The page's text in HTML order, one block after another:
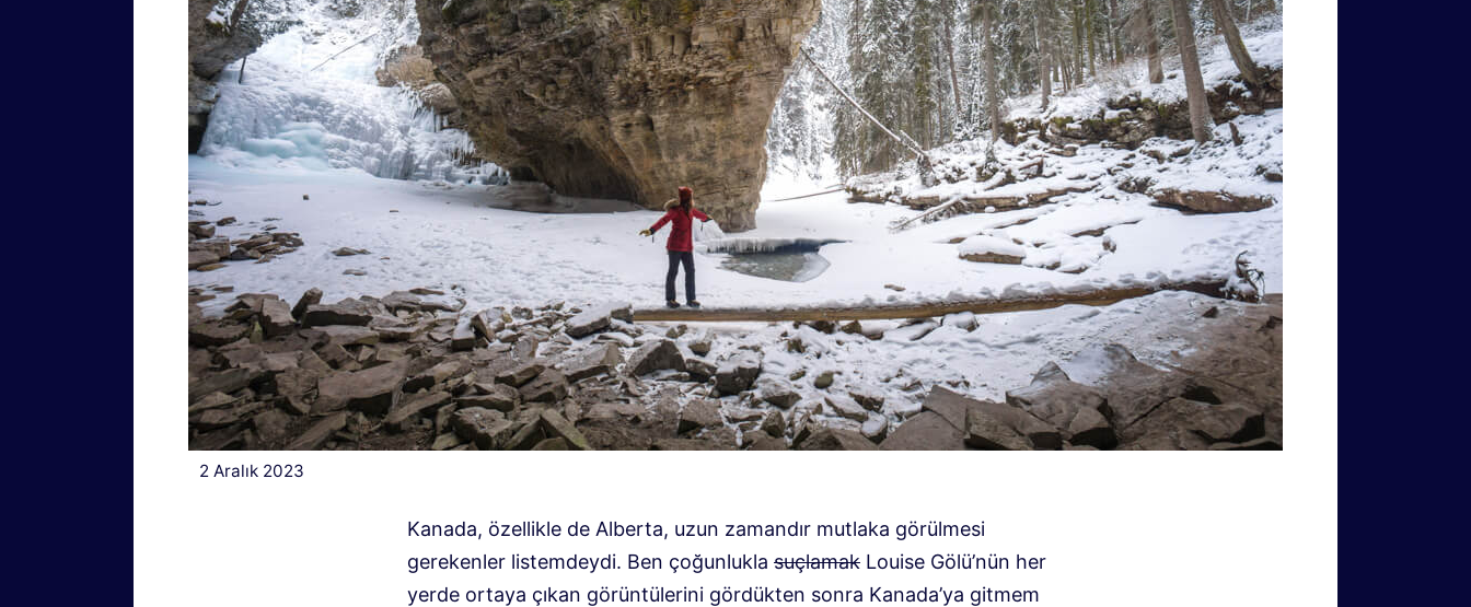
2 Aralık 2023
Kanada, özellikle de Alberta, uzun zamandır mutlaka görülmesi
gerekenler listemdeydi. Ben çoğunlukla suçlamak Louise Gölü’nün her
yerde ortaya çıkan görüntülerini gördükten sonra Kanada’ya gitmem